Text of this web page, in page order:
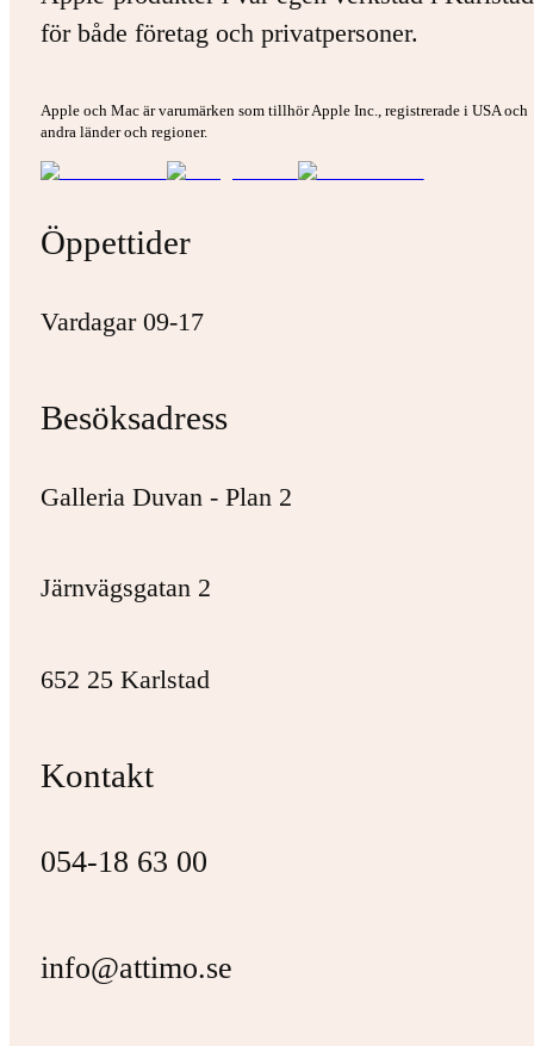
för både företag och privatpersoner.
Apple och Mac är varumärken som tillhör Apple Inc., registrerade i USA och
andra länder och regioner.
Öppettider
Vardagar 09-17
Besöksadress
Galleria Duvan - Plan 2
Järnvägsgatan 2
652 25 Karlstad
Kontakt
054-18 63 00
info@attimo.se